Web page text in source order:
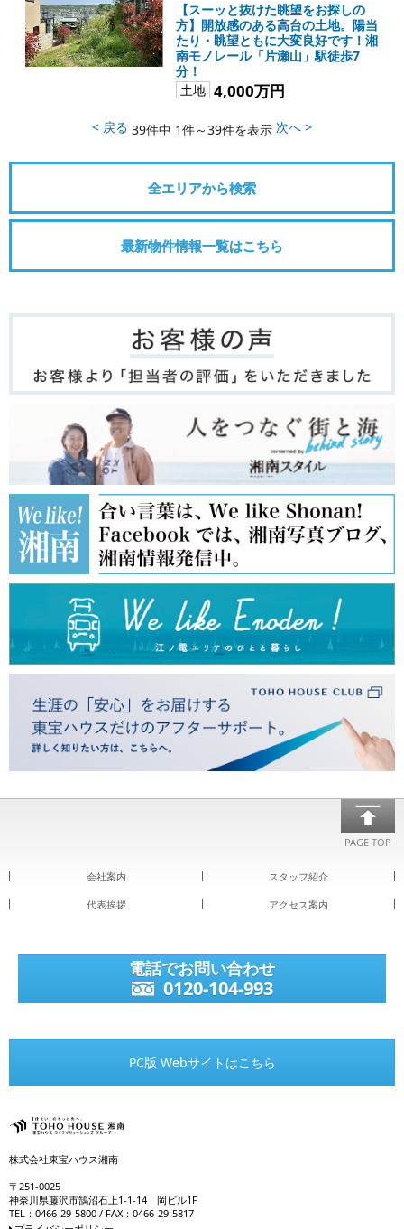
【スーッと抜けた眺望をお探しの
方】開放感のある高台の土地。陽当
たり・眺望ともに大変良好です！湘
南モノレール「片瀬山」駅徒歩7
分！
土地 4,000万円
< 戻る 39件中 1件～39件を表示 次へ >
全エリアから検索
最新物件情報一覧はこちら
PAGE TOP
会社案内 スタッフ紹介
代表挨拶 アクセス案内
電話でお問い合わせ
0120-104-993
PC版 Webサイトはこちら
株式会社東宝ハウス湘南
〒251-0025
神奈川県藤沢市鵠沼石上1-1-14 岡ビル1F
TEL：0466-29-5800 / FAX：0466-29-5817